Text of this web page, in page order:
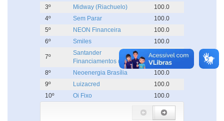
3º Midway (Riachuelo)
100.0
4º
Sem Parar
100.0
5º
NEON Financeira
100.0
6º
Smiles 100.0
7º
Santander
Financiamentos (Aymoré)
100.0
8º Neoenergia Brasília
100.0
9º
Luizacred
100.0
10º
Oi Fixo 100.0